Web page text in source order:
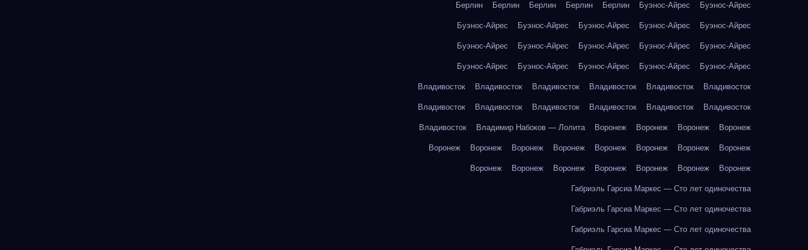
Берлин Берлин Берлин Берлин Берлин Буэнос-Айрес Буэнос-Айрес
Буэнос-Айрес Буэнос-Айрес Буэнос-Айрес Буэнос-Айрес Буэнос-Айрес
Буэнос-Айрес Буэнос-Айрес Буэнос-Айрес Буэнос-Айрес Буэнос-Айрес
Буэнос-Айрес Буэнос-Айрес Буэнос-Айрес Буэнос-Айрес Буэнос-Айрес
Владивосток Владивосток Владивосток Владивосток Владивосток Владивосток
Владивосток Владивосток Владивосток Владивосток Владивосток Владивосток
Владивосток Владимир Набоков — Лолита Воронеж Воронеж Воронеж Воронеж
Воронеж Воронеж Воронеж Воронеж Воронеж Воронеж Воронеж Воронеж
Воронеж Воронеж Воронеж Воронеж Воронеж Воронеж Воронеж
Габриэль Гарсиа Маркес — Сто лет одиночества
Габриэль Гарсиа Маркес — Сто лет одиночества
Габриэль Гарсиа Маркес — Сто лет одиночества